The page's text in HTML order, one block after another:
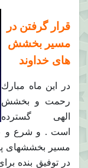
قرار گرفتن در
مسير بخشش
هاى خداوند
در اين ماه مبارك
رحمت و بخشش
الهى گسترده
است . و شرع و
مسير بخششهاى
در توفيق بنده